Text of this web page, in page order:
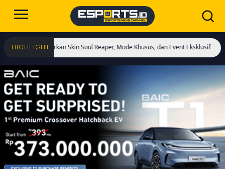
HIGHLIGHT
Skin Soul Reaper, Mode Khusus, dan Event Eksklusif! Cristiano